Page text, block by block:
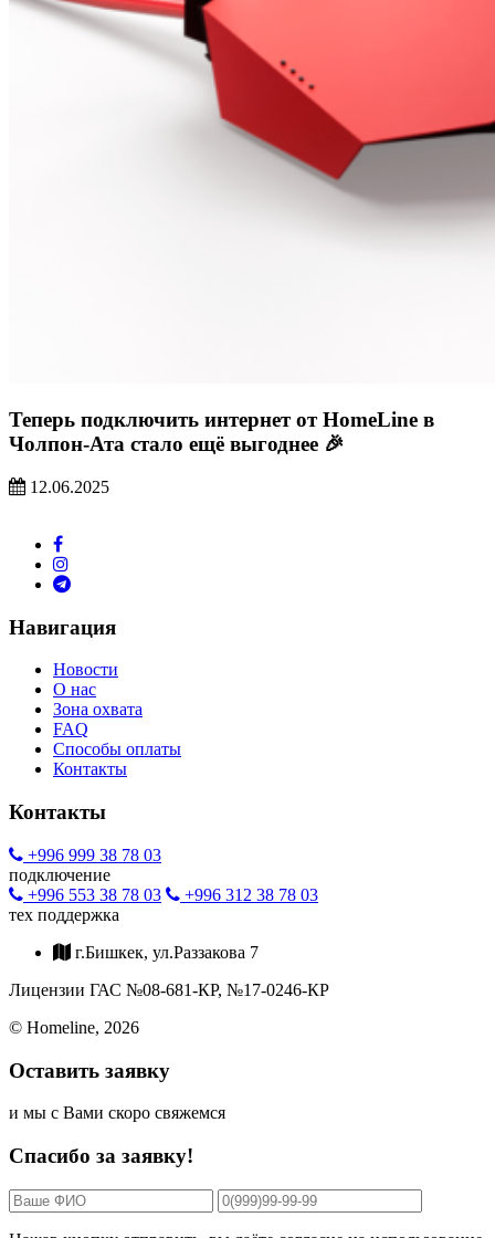
Теперь подключить интернет от HomeLine в
Чолпон-Ата стало ещё выгоднее 🎉
12.06.2025
Навигация
Новости
О нас
Зона охвата
FAQ
Способы оплаты
Контакты
Контакты
+996 999 38 78 03
подключение
+996 553 38 78 03
+996 312 38 78 03
тех поддержка
г.Бишкек, ул.Раззакова 7
Лицензии ГАС №08-681-КР, №17-0246-КР
© Homeline, 2026
Оставить заявку
и мы c Вами скоро свяжемся
Спасибо за заявку!